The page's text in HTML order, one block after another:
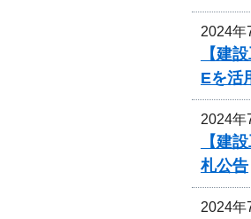
2024年
【建
Eを活
2024年
【建
札公告
2024年